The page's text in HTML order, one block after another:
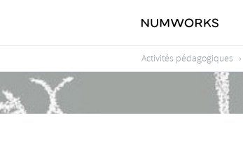
Activités pédagogiques